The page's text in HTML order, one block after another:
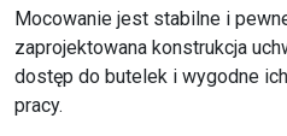
Mocowanie jest stabilne i
zaprojektowana konstrukcja
dostęp do butelek i wygodne
pracy.